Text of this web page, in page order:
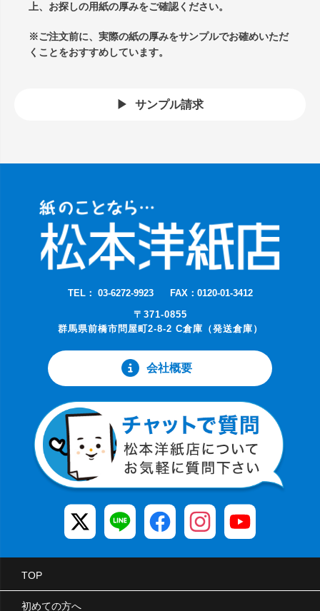
上、お探しの用紙の厚みをご確認ください。
※ご注文前に、実際の紙の厚みをサンプルでお確めいただ
くことをおすすめしています。
サンプル請求
TEL： 03-6272-9923
FAX：0120-01-3412
〒371-0855
群馬県前橋市問屋町2-8-2 C倉庫（発送倉庫）
会社概要
TOP
初めての方へ